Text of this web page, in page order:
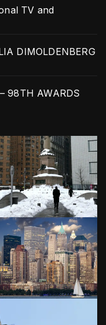
TV and
DIMOLDENBERG
98TH AWARDS